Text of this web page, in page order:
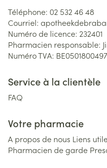
Téléphone: 02 532 46 48
Courriel:
Numéro de licence: 232401
Pharmacien responsable:
Numéro TVA: BE0501800497
Service à la clientèle
FAQ
Votre pharmacie
A propos de nous Liens
Pharmacien de garde